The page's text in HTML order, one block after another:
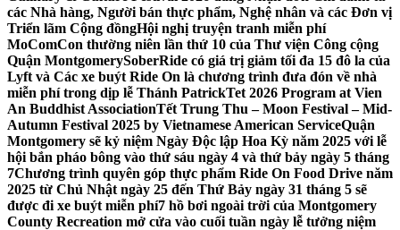
các Nhà hàng, Người bán thực phẩm, Nghệ nhân và các Đơn vị
Triển lãm Cộng đồngHội nghị truyện tranh miễn phí
MoComCon thường niên lần thứ 10 của Thư viện Công cộng
Quận MontgomerySoberRide có giá trị giảm tối đa 15 đô la của
Lyft và Các xe buýt Ride On là chương trình đưa đón về nhà
miễn phí trong dịp lễ Thánh PatrickTet 2026 Program at Vien
An Buddhist AssociationTết Trung Thu – Moon Festival – Mid-
Autumn Festival 2025 by Vietnamese American ServiceQuận
Montgomery sẽ kỷ niệm Ngày Độc lập Hoa Kỳ năm 2025 với lễ
hội bắn pháo bông vào thứ sáu ngày 4 và thứ bảy ngày 5 tháng
7Chương trình quyên góp thực phẩm Ride On Food Drive năm
2025 từ Chủ Nhật ngày 25 đến Thứ Bảy ngày 31 tháng 5 sẽ
được đi xe buýt miễn phí7 hồ bơi ngoài trời của Montgomery
County Recreation mở cửa vào cuối tuần ngày lễ tưởng niệm